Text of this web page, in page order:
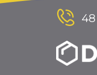
48